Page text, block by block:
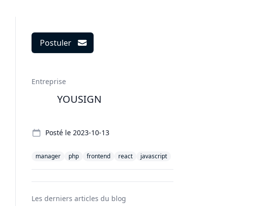
Postuler
Entreprise
YOUSIGN
Posté le 2023-10-13
manager php frontend react javascript
Les derniers articles du blog